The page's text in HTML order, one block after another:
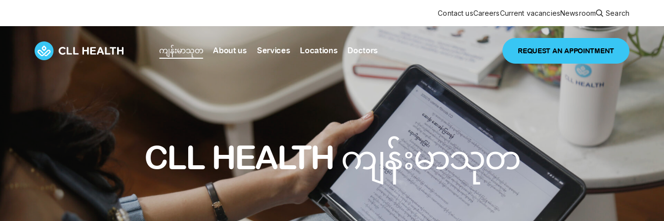
ကျန်းမာသုတ
View all health articles
Emergencies
Diseases and Conditions
Symptoms
Tests and Procedures
Find Health articles by first letter
A B G H I J
Q R S
X Y Z
Or search by keyword
ALL ARTICLES
Featured article
About us
About us
Discover our commitment to transforming healthcare
Our history
Careers
News & Announcements
Services
Explore Services
Comprehensive care for your health and well-being
Primary care Developmental screening
Immunisation Diagnostics
Digestive care Fertility care
Our featured services
Trusted care for every stage of life
Primary care
Comprehensive and continuing health care from prenatal
to elderly stages, coordinating with specialists as
needed
Locations
Our Facilities
Comprehensive care for your health and well-being
Our polyclinics
Quality primary and specialty care near you
Our clinics
Diagnostics and treatment in one place
Our clinics
Dedicated to providing comprehensive interdisciplinary
healthcare services
Shin Saw Pu Clinic
A Top-Tier Primary Care Facility Inaugurated in Yangon for
Local and Expatriate Families
Doctors REQUEST AN APPOINTMENT
Contact usCareersCurrent vacanciesNewsroom Search
CLL HEALTH ကျန်းမာသုတ